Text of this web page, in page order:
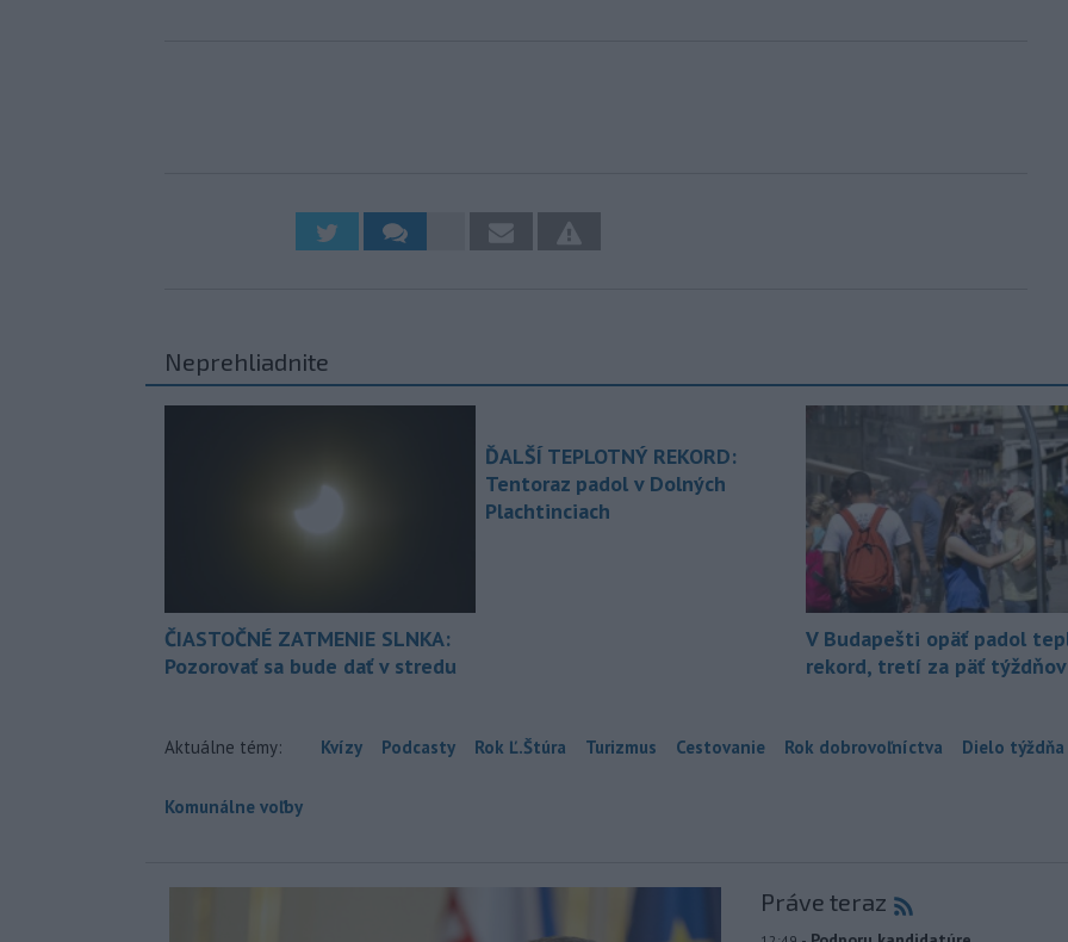
Neprehliadnite
ČIASTOČNÉ ZATMENIE SLNKA:
Pozorovať sa bude dať v stredu
ĎALŠÍ TEPLOTNÝ REKORD:
Tentoraz padol v Dolných
Plachtinciach
V Budapešti opäť padol
rekord, tretí za päť týždňov
Aktuálne témy: Kvízy Podcasty Rok Ľ.Štúra Turizmus Cestovanie Rok dobrovoľníctva Dielo týždňa
Komunálne voľby
Práve teraz